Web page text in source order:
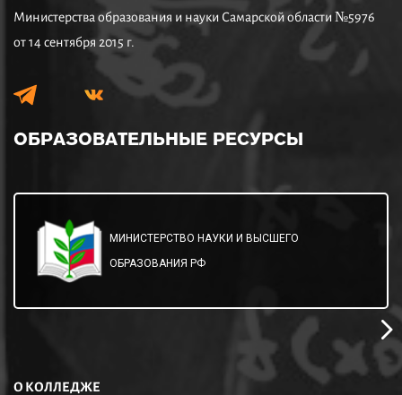
Министерства образования и науки Самарской области №5976
от 14 сентября 2015 г.
ОБРАЗОВАТЕЛЬНЫЕ РЕСУРСЫ
МИНИСТЕРСТВО НАУКИ И ВЫСШЕГО
ОБРАЗОВАНИЯ РФ
О КОЛЛЕДЖЕ